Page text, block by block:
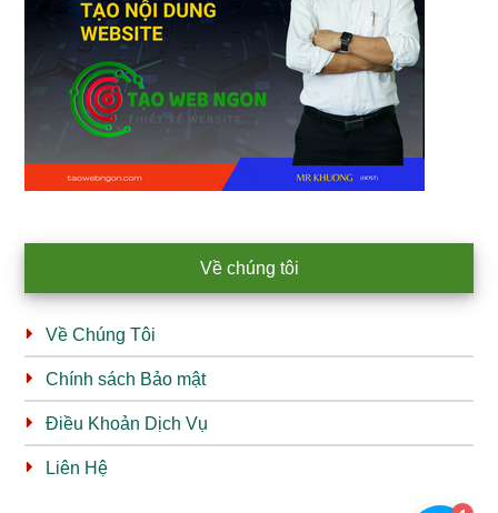
Về chúng tôi
Về Chúng Tôi
Chính sách Bảo mật
Điều Khoản Dịch Vụ
Liên Hệ